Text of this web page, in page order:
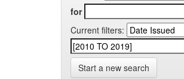
for
Current filters:
Start a new search